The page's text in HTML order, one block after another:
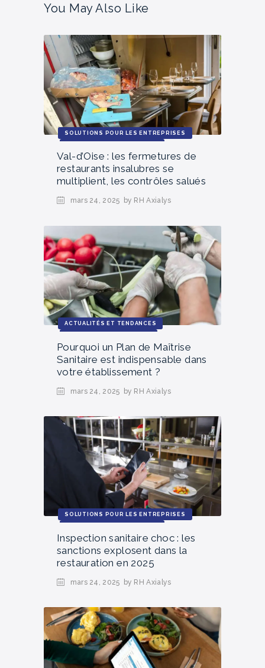
You May Also Like
SOLUTIONS POUR LES ENTREPRISES
Val-d’Oise : les fermetures de
restaurants insalubres se
multiplient, les contrôles salués
mars 24, 2025 by RH Axialys
ACTUALITÉS ET TENDANCES
Pourquoi un Plan de Maîtrise
Sanitaire est indispensable dans
votre établissement ?
mars 24, 2025 by RH Axialys
SOLUTIONS POUR LES ENTREPRISES
Inspection sanitaire choc : les
sanctions explosent dans la
restauration en 2025
mars 24, 2025 by RH Axialys